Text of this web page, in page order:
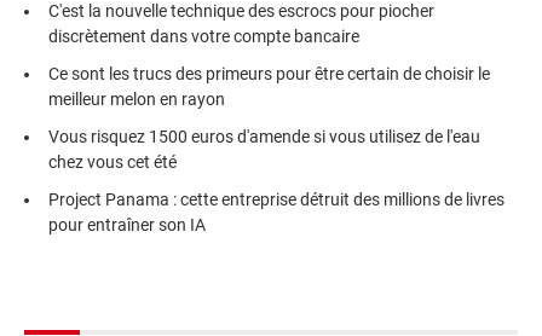
C'est la nouvelle technique des escrocs pour piocher
discrètement dans votre compte bancaire
Ce sont les trucs des primeurs pour être certain de choisir le
meilleur melon en rayon
Vous risquez 1500 euros d'amende si vous utilisez de l'eau
chez vous cet été
Project Panama : cette entreprise détruit des millions de livres
pour entraîner son IA